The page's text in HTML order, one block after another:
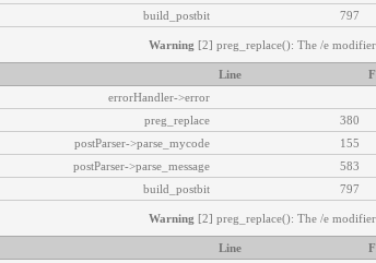
797
build_postbit
Warning [2] preg_replace(): The /e
Line
errorHandler->error
380
preg_replace
155
postParser->parse_mycode
583
postParser->parse_message
797
build_postbit
Warning [2] preg_replace(): The /e
Line